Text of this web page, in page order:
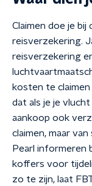
Claimen doe je
reisverzekering.
reisverzekering
kosten te
dat als je je
aankoop ook
claimen, maar
Pearl informeren
koffers voor
zo te zijn, laat